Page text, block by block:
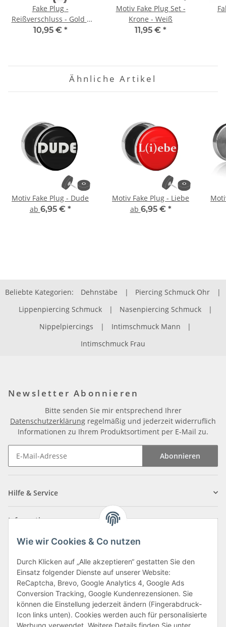
Wie wir Cookies & Co nutzen
Durch Klicken auf „Alle akzeptieren“ gestatten Sie den
Einsatz folgender Dienste auf unserer Website:
ReCaptcha, Brevo, Google Analytics 4, Google Ads
Conversion Tracking, Google Kundenrezensionen. Sie
können die Einstellung jederzeit ändern (Fingerabdruck-
Icon links unten). Cookies werden auch für personalisierte
Werbung verwendet. Weitere Details finden Sie unter
Fake Plug -
Reißverschluss - Gold -
Schwarz
10,95 € *
Motiv Fake Plug Set -
Krone - Weiß
11,95 € *
Ähnliche Artikel
Motiv Fake Plug - Dude
ab 6,95 € *
Motiv Fake Plug - Liebe
ab 6,95 € *
Beliebte Kategorien: Dehnstäbe | Piercing Schmuck Ohr
|
Lippenpiercing Schmuck
| Nasenpiercing Schmuck
|
Nippelpiercings
| Intimschmuck Mann
|
Intimschmuck Frau
Newsletter Abonnieren
Bitte senden Sie mir entsprechend Ihrer
Datenschutzerklärung regelmäßig und jederzeit widerruflich
Informationen zu Ihrem Produktsortiment per E-Mail zu.
Abonnieren
Hilfe & Service
Informationen
Zahlungsarten